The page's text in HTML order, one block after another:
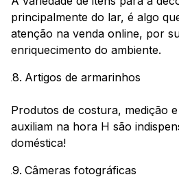
principalmente do lar, é algo
atenção na venda online, por
enriquecimento do ambiente.
Artigos de armarinhos
Produtos de costura, medição
auxiliam na hora H são
doméstica!
Câmeras fotográficas